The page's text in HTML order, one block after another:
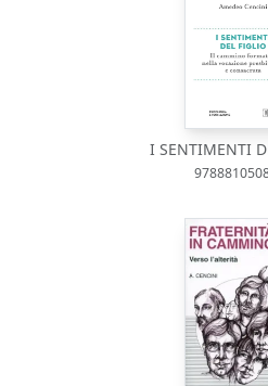
I SENTIMENTI